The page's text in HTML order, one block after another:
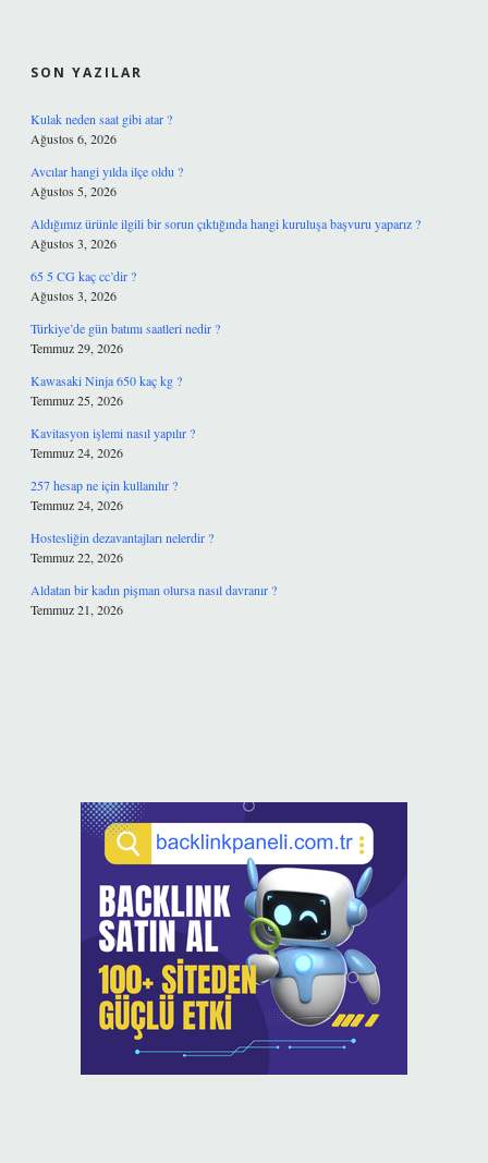
SON YAZILAR
Kulak neden saat gibi atar ?
Ağustos 6, 2026
Avcılar hangi yılda ilçe oldu ?
Ağustos 5, 2026
Aldığımız ürünle ilgili bir sorun çıktığında hangi kuruluşa başvuru yaparız ?
Ağustos 3, 2026
65 5 CG kaç cc’dir ?
Ağustos 3, 2026
Türkiye’de gün batımı saatleri nedir ?
Temmuz 29, 2026
Kawasaki Ninja 650 kaç kg ?
Temmuz 25, 2026
Kavitasyon işlemi nasıl yapılır ?
Temmuz 24, 2026
257 hesap ne için kullanılır ?
Temmuz 24, 2026
Hostesliğin dezavantajları nelerdir ?
Temmuz 22, 2026
Aldatan bir kadın pişman olursa nasıl davranır ?
Temmuz 21, 2026